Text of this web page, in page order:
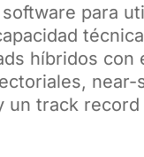
para
híbridos
near-
un track